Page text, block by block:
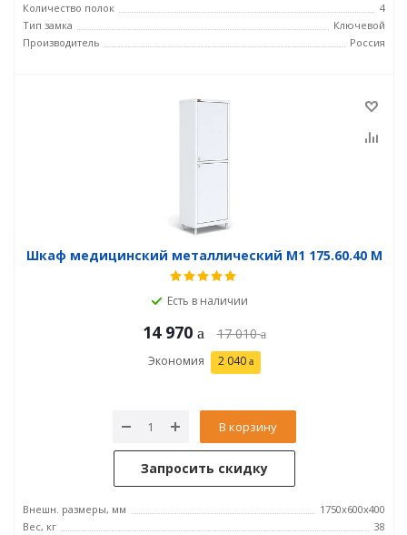
Количество полок
4
Тип замка
Ключевой
Производитель
Россия
Шкаф медицинский металлический М1 175.60.40 М
Есть в наличии
14 970 17 010
Экономия 2 040
В корзину
Запросить скидку
Внешн. размеры, мм
1750х600х400
Вес, кг
38